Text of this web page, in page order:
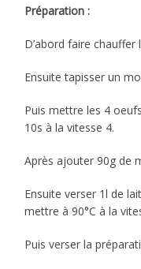
Préparation :
D’abord faire chauffer
Ensuite tapisser un
Puis mettre les 4
10s à la vitesse 4.
Après ajouter 90g de
Ensuite verser 1l de
mettre à 90°C à la
Puis verser la